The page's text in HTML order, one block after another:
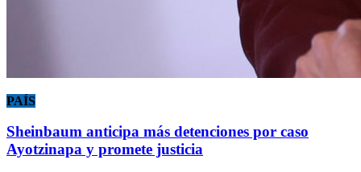
PAÍS
Sheinbaum anticipa más detenciones por caso
Ayotzinapa y promete justicia